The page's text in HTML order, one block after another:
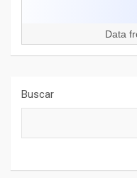
Data
Buscar